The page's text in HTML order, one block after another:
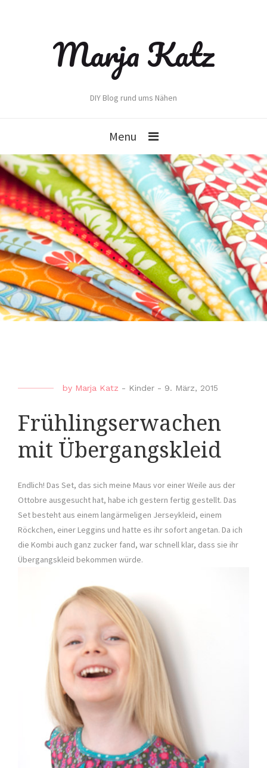
Marja Katz
DIY Blog rund ums Nähen
Menu
by Marja Katz - Kinder - 9. März, 2015
Frühlingserwachen
mit Übergangskleid
Endlich! Das Set, das sich meine Maus vor einer Weile aus der
Ottobre ausgesucht hat, habe ich gestern fertig gestellt. Das
Set besteht aus einem langärmeligen Jerseykleid, einem
Röckchen, einer Leggins und hatte es ihr sofort angetan. Da ich
die Kombi auch ganz zucker fand, war schnell klar, dass sie ihr
Übergangskleid bekommen würde.